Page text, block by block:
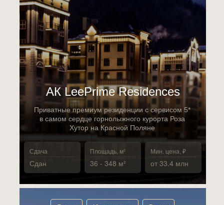
от 33.4 млн
Мин. цена, ₽
36 - 348 м²
Площадь, м²
Сдан
Сдача
Приватные премиум резиденции с сервисом 5*
в самом сердце горнолыжного курорта Роза
Хутор на Красной Поляне
АК LeePrime Residences